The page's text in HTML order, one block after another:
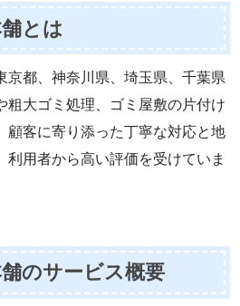
とは
京都、神奈川県、埼玉県、千葉県
粗大ゴミ処理、ゴミ屋敷の片付け
顧客に寄り添った丁寧な対応と地
利用者から高い評価を受けていま
のサービス概要